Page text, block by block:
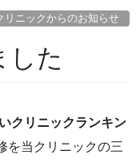
リニックからのお知らせ
した
クリニックランキン
を当クリニックの三